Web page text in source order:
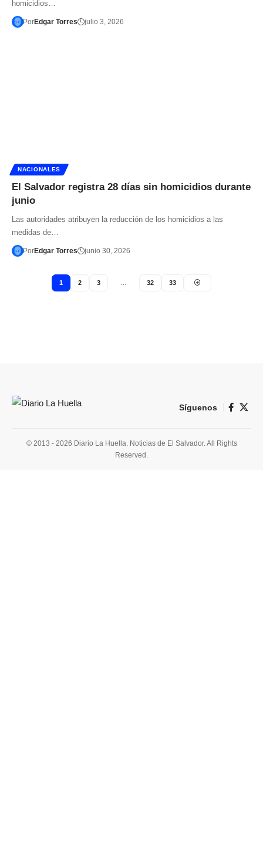
homicidios…
PorEdgar Torres julio 3, 2026
NACIONALES
El Salvador registra 28 días sin homicidios durante
junio
Las autoridades atribuyen la reducción de los homicidios a las
medidas de…
PorEdgar Torres junio 30, 2026
1 2 3 … 32 33
Síguenos
© 2013 - 2026 Diario La Huella. Noticias de El Salvador. All Rights
Reserved.